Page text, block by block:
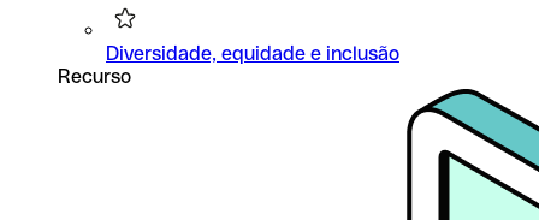
Diversidade, equidade e inclusão
Recurso